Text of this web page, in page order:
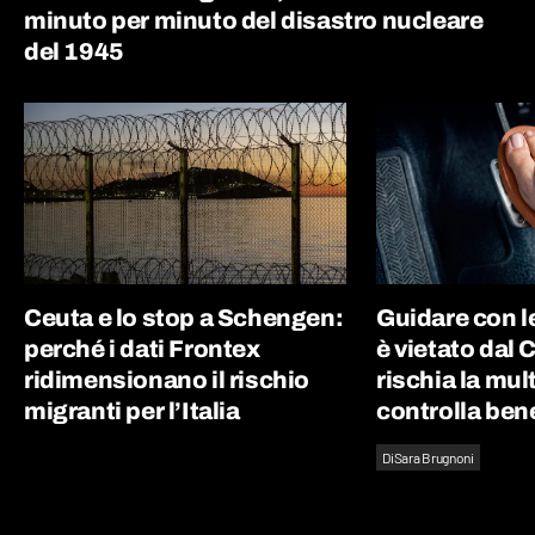
minuto per minuto del disastro nucleare
del 1945
Ceuta e lo stop a Schengen:
perché i dati Frontex
ridimensionano il rischio
migranti per l’Italia
Guidare con
è vietato dal
rischia la
controlla
DiSara Brugnoni